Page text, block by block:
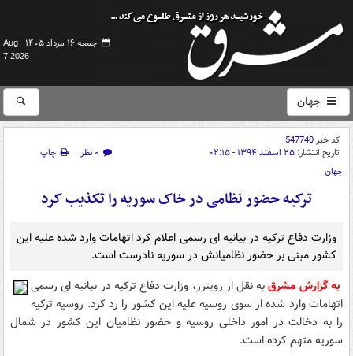
جمعه ۱۶ مرداد ۱۴۰۵ -
Aug
7 2026
جهان
کد خبر547740
تاریخ انتشار: ۲۵ اسفند ۱۳۹۴ - ۰۲:۱۵ ۰ نظر
چاپ
جهان
ترکیه حضور نظامی در خاک سوریه را تکذیب کرد
وزارت دفاع ترکیه در بیانیه ای رسمی اعلام کرد اتهامات وارد شده علیه این
کشور مبنی بر حضور نظامیانش در سوریه نادرست است.
به گزارش مشرقبه نقل از رویترز، وزارت دفاع ترکیه در بیانیه ای رسمی
اتهامات وارد شده از سوی روسیه علیه این کشور را رد کرد. روسیه ترکیه
را به دخالت در امور داخلی روسیه و حضور نظامیان این کشور در شمال
سوریه متهم کرده است.